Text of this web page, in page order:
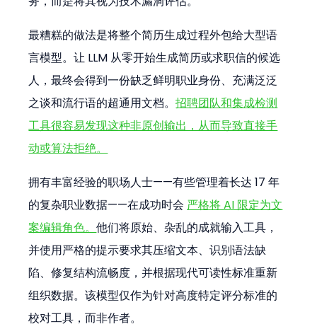
最糟糕的做法是将整个简历生成过程外包给大型语
言模型。让 LLM 从零开始生成简历或求职信的候选
人，最终会得到一份缺乏鲜明职业身份、充满泛泛
之谈和流行语的超通用文档。招聘团队和集成检测
工具很容易发现这种非原创输出，从而导致直接手
动或算法拒绝。
拥有丰富经验的职场人士——有些管理着长达 17 年
的复杂职业数据——在成功时会 严格将 AI 限定为文
案编辑角色。他们将原始、杂乱的成就输入工具，
并使用严格的提示要求其压缩文本、识别语法缺
陷、修复结构流畅度，并根据现代可读性标准重新
组织数据。该模型仅作为针对高度特定评分标准的
校对工具，而非作者。